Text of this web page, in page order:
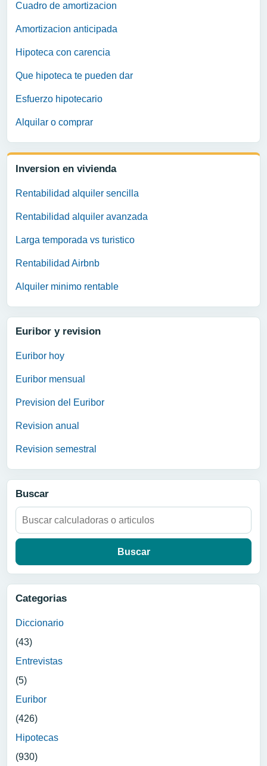
Cuadro de amortizacion
Amortizacion anticipada
Hipoteca con carencia
Que hipoteca te pueden dar
Esfuerzo hipotecario
Alquilar o comprar
Inversion en vivienda
Rentabilidad alquiler sencilla
Rentabilidad alquiler avanzada
Larga temporada vs turistico
Rentabilidad Airbnb
Alquiler minimo rentable
Euribor y revision
Euribor hoy
Euribor mensual
Prevision del Euribor
Revision anual
Revision semestral
Buscar
Buscar:
Categorias
Diccionario
(43)
Entrevistas
(5)
Euribor
(426)
Hipotecas
(930)